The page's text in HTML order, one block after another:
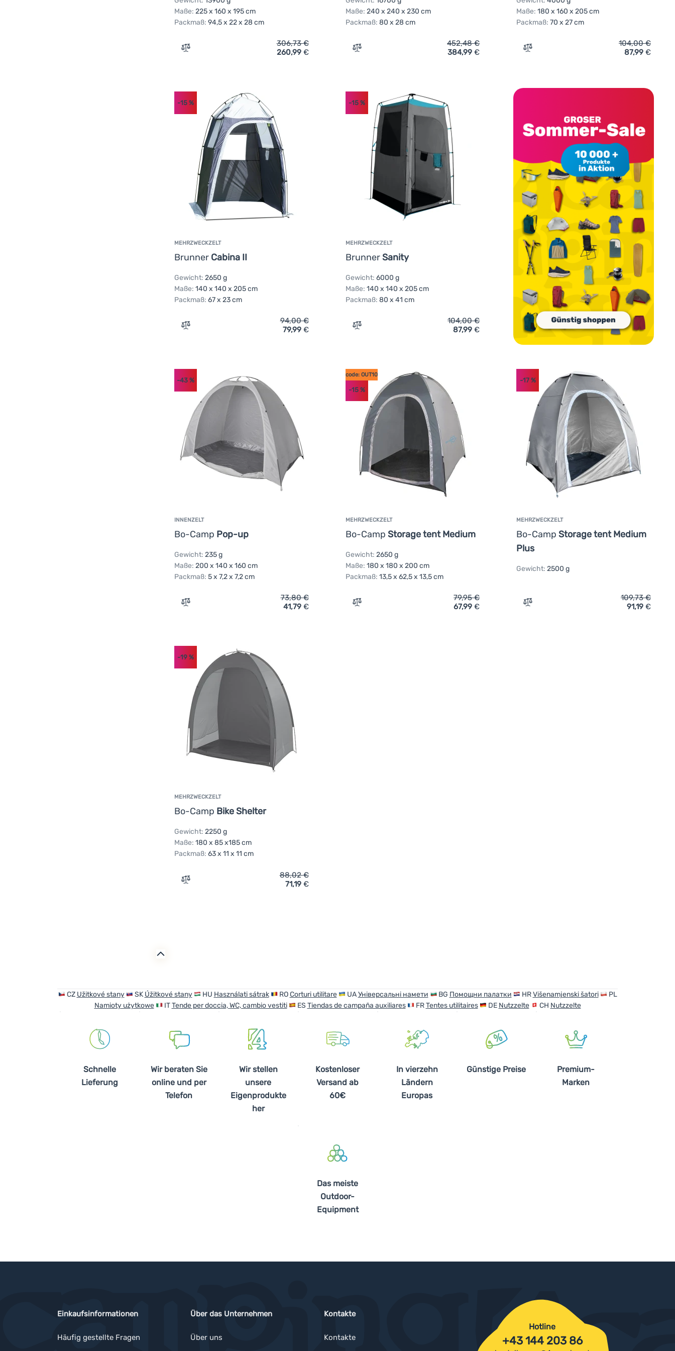
Maße: 225 x 160 x 195 cm
Packmaß: 94,5 x 22 x 28 cm
Zum Vergleich 'Mehrzweckzelt Brunner Storage Plus' hinzufügen
306,73€
260,99 €
Maße: 240 x 240 x 230 cm
Packmaß: 80 x 28 cm
Zum Vergleich 'Mehrzweckzelt Brunner Dinery' hinzufügen
452,48€
384,99€
Maße: 180 x 160 x 205 cm
Packmaß: 70 x 27 cm
Zum Vergleich 'Mehrzweckzelt Brunner
104,00€
87,99 €
MEHRZWECKZELT
Brunner Cabina II
-15%
Gewicht: 2650 g
Maße: 140 x 140 x 205 cm
Packmaß: 67 x 23 cm
Zum Vergleich 'Mehrzweckzelt Brunner Cabina II' hinzufügen
94,00€
79,99 €
MEHRZWECKZELT
BrunnerSanity
-15%
Gewicht: 6000 g
Maße: 140 x 140 x 205 cm
Packmaß: 80 x 41 cm
Zum Vergleich 'Mehrzweckzelt Brunner Sanity' hinzufügen
104,00€
87,99€
INNENZELT
Bo-Camp Pop-up
-43%
Gewicht: 235 g
Maße: 200 x 140 x 160 cm
Packmaß: 5 x 7,2 x 7,2 cm
Zum Vergleich 'Innenzelt Bo-Camp Pop-up' hinzufügen
73,80€
41,79 €
MEHRZWECKZELT
Bo-Camp Storage tent Medium
code: OUT10
-15%
Gewicht: 2650 g
Maße: 180 x 180 x 200 cm
Packmaß: 13,5 x 62,5 x 13,5 cm
Zum Vergleich 'Mehrzweckzelt Bo-Camp Storage tent Medium' hinzufügen
79,95€
67,99€
MEHRZWECKZELT
Bo-CampStorage tent Medium
Plus
-17%
Gewicht: 2500 g
Zum Vergleich 'Mehrzweckzelt Bo-
109,73€
91,19 €
MEHRZWECKZELT
Bo-Camp Bike Shelter
-19%
Gewicht: 2250 g
Maße: 180 x 85 x185 cm
Packmaß: 63 x 11 x 11 cm
Zum Vergleich 'Mehrzweckzelt Bo-Camp Bike Shelter' hinzufügen
88,02€
71,19 €
CZ Užitkové stany SK Úžitkové stany HU Használati sátrak ROCorturi utilitare UAУніверсальні намети BG Помощни палатки HRVišenamjenski šatori
PL
Namioty użytkowe
ITTende per doccia, WC, cambio vestiti ES Tiendas de campaña auxiliares FRTentes utilitaires DE Nutzzelte CH Nutzzelte
Schnelle
Lieferung
Wir beraten Sie
online und per
Telefon
Wir stellen
unsere
Eigenprodukte
her
Kostenloser
Versand ab
60€
In vierzehn
Ländern
Europas
Günstige Preise
Premium-
Marken
Das meiste
Outdoor-
Equipment
Einkaufsinformationen
Häufig gestellte Fragen
Über das Unternehmen
Über uns
Kontakte
Kontakte
Hotline
+43 144 203 86